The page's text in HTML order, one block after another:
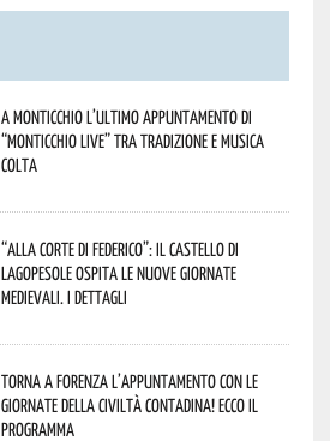
A Monticchio l’ultimo appuntamento di
“Monticchio Live” tra tradizione e musica
colta
“Alla corte di Federico”: il Castello di
Lagopesole ospita le nuove Giornate
Medievali. I dettagli
Torna a Forenza l’appuntamento con le
Giornate della Civiltà Contadina! Ecco il
programma